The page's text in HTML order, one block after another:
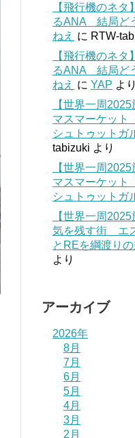
【飛行機のネ
るANA 結局ど
ねえ に RTW-
【飛行機のネ
るANA 結局ど
ねえ に YAP より
【世界一周
マスマーケッ
シュトゥットガ
tabizuki より
【世界一周
マスマーケッ
シュトゥットガ
【世界一周
気を残す街 エ
とREを綱渡り
より
アーカイブ
2026年
8月
7月
6月
5月
4月
3月
2月